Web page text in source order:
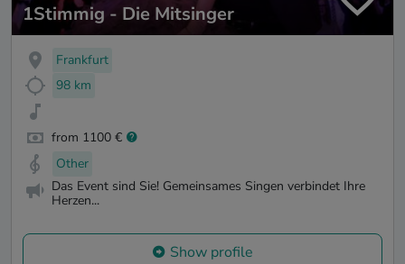
1Stimmig - Die Mitsinger
Frankfurt
98 km
from 1100 €
Other
Das Event sind Sie! Gemeinsames Singen verbindet Ihre
Herzen...
Show profile